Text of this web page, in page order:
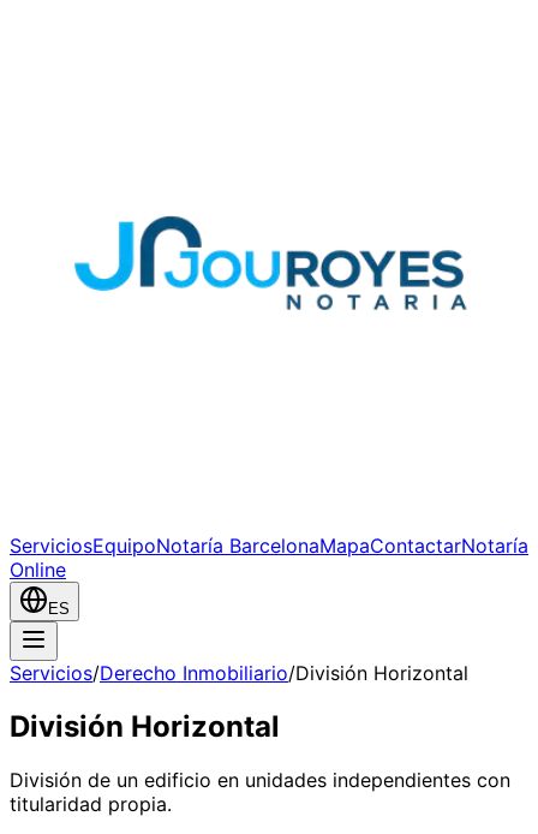
ServiciosEquipoNotaría BarcelonaMapaContactarNotaría
Online
ES
Servicios/Derecho Inmobiliario/División Horizontal
División Horizontal
División de un edificio en unidades independientes con
titularidad propia.